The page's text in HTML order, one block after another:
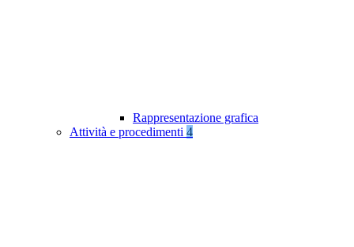
Rappresentazione grafica
Attività e procedimenti 4